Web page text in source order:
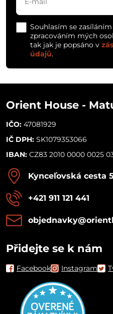
Souhlasím se
zpracováním mých
tak jak je popsáno v
údajů.
Orient House -
IČO: 47081929
IČ DPH: SK1079353066
IBAN: CZ83 2010 0000 0025
Kynceľovská cesta
+421 911 121 441
Přidejte se k nám
Facebook Instagram